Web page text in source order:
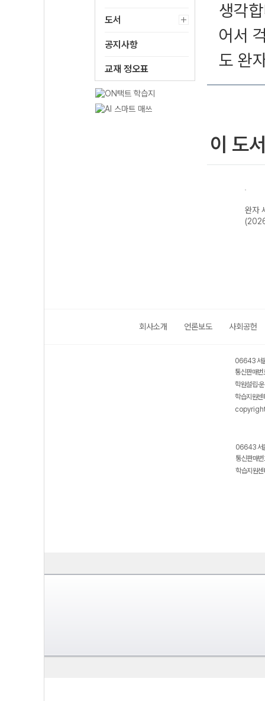
도서
공지사항
교재 정오표
생각
어서
도 완
이 도
완자
회사소개 언론보도 사회공헌
06643 서
통신판매
학원설립·
학습지원
06643 서
통신판매
학습지원